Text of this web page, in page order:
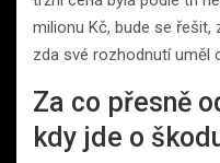
milionu Kč, bude se řešit,
zda své rozhodnutí uměl
Za co přesně
kdy jde o